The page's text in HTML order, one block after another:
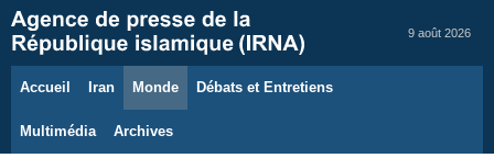
9 août 2026
Accueil Iran Monde Débats et Entretiens
Multimédia Archives